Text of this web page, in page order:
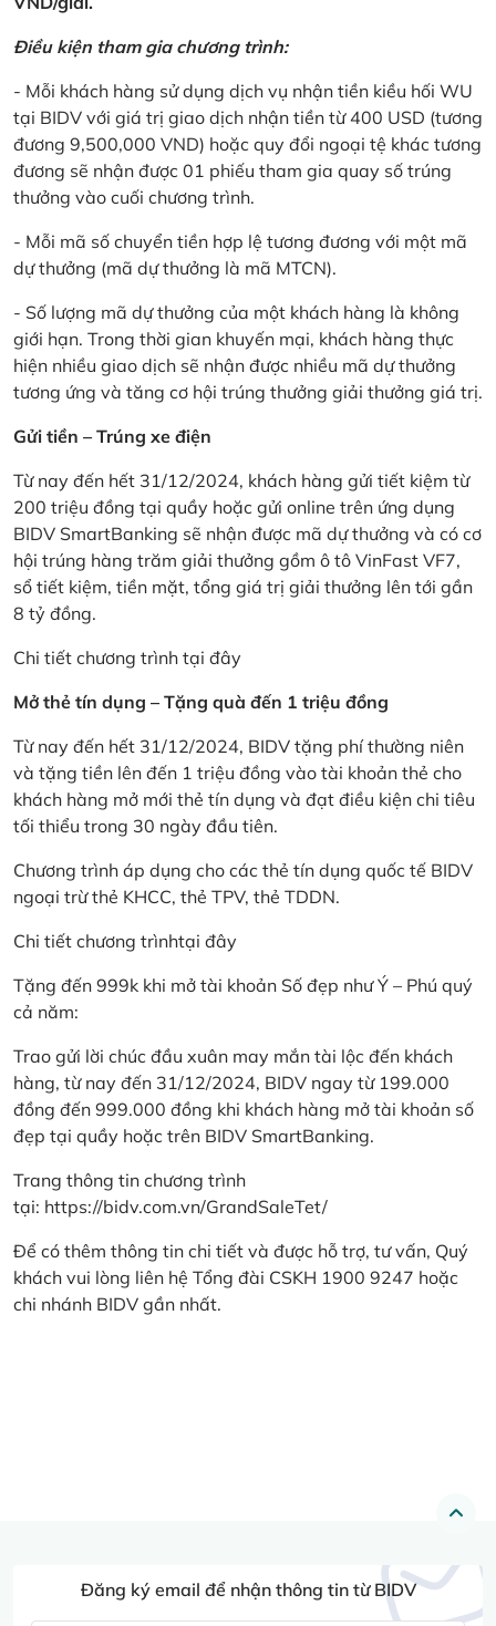
Điều kiện tham gia chương trình:
- Mỗi khách hàng sử dụng dịch vụ nhận tiền kiều hối WU
tại BIDV với giá trị giao dịch nhận tiền từ 400 USD (tương
đương 9,500,000 VND) hoặc quy đổi ngoại tệ khác tương
đương sẽ nhận được 01 phiếu tham gia quay số trúng
thưởng vào cuối chương trình.
- Mỗi mã số chuyển tiền hợp lệ tương đương với một mã
dự thưởng (mã dự thưởng là mã MTCN).
- Số lượng mã dự thưởng của một khách hàng là không
giới hạn. Trong thời gian khuyến mại, khách hàng thực
hiện nhiều giao dịch sẽ nhận được nhiều mã dự thưởng
tương ứng và tăng cơ hội trúng thưởng giải thưởng giá trị.
Gửi tiền – Trúng xe điện
Từ nay đến hết 31/12/2024, khách hàng gửi tiết kiệm từ
200 triệu đồng tại quầy hoặc gửi online trên ứng dụng
BIDV SmartBanking sẽ nhận được mã dự thưởng và có cơ
hội trúng hàng trăm giải thưởng gồm ô tô VinFast VF7,
sổ tiết kiệm, tiền mặt, tổng giá trị giải thưởng lên tới gần
8 tỷ đồng.
Chi tiết chương trình tại đây
Mở thẻ tín dụng – Tặng quà đến 1 triệu đồng
Từ nay đến hết 31/12/2024, BIDV tặng phí thường niên
và tặng tiền lên đến 1 triệu đồng vào tài khoản thẻ cho
khách hàng mở mới thẻ tín dụng và đạt điều kiện chi tiêu
tối thiểu trong 30 ngày đầu tiên.
Chương trình áp dụng cho các thẻ tín dụng quốc tế BIDV
ngoại trừ thẻ KHCC, thẻ TPV, thẻ TDDN.
Chi tiết chương trìnhtại đây
Tặng đến 999k khi mở tài khoản Số đẹp như Ý – Phú quý
cả năm:
Trao gửi lời chúc đầu xuân may mắn tài lộc đến khách
hàng, từ nay đến 31/12/2024, BIDV ngay từ 199.000
đồng đến 999.000 đồng khi khách hàng mở tài khoản số
đẹp tại quầy hoặc trên BIDV SmartBanking.
Trang thông tin chương trình
tại: https://bidv.com.vn/GrandSaleTet/
Để có thêm thông tin chi tiết và được hỗ trợ, tư vấn, Quý
khách vui lòng liên hệ Tổng đài CSKH 1900 9247 hoặc
chi nhánh BIDV gần nhất.
Đăng ký email để nhận thông tin từ BIDV